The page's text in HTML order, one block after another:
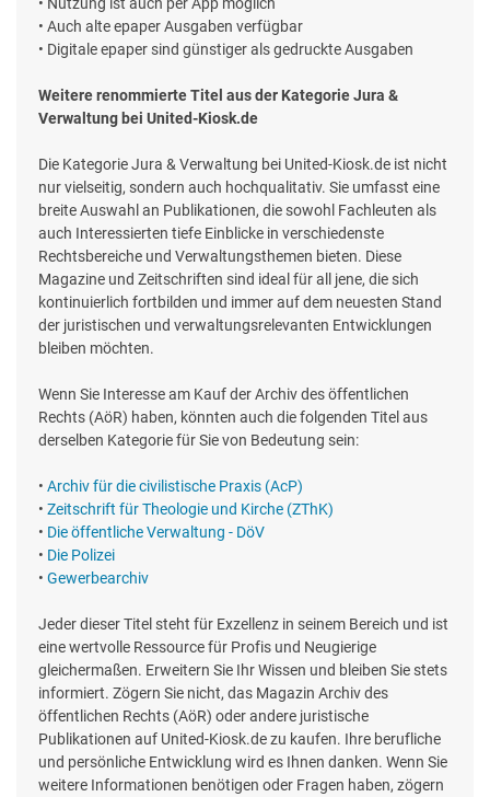
• Auch alte epaper Ausgaben verfügbar
• Digitale epaper sind günstiger als gedruckte Ausgaben
Weitere renommierte Titel aus der Kategorie Jura &
Verwaltung bei United-Kiosk.de
Die Kategorie Jura & Verwaltung bei United-Kiosk.de ist nicht
nur vielseitig, sondern auch hochqualitativ. Sie umfasst eine
breite Auswahl an Publikationen, die sowohl Fachleuten als
auch Interessierten tiefe Einblicke in verschiedenste
Rechtsbereiche und Verwaltungsthemen bieten. Diese
Magazine und Zeitschriften sind ideal für all jene, die sich
kontinuierlich fortbilden und immer auf dem neuesten Stand
der juristischen und verwaltungsrelevanten Entwicklungen
bleiben möchten.
Wenn Sie Interesse am Kauf der Archiv des öffentlichen
Rechts (AöR) haben, könnten auch die folgenden Titel aus
derselben Kategorie für Sie von Bedeutung sein:
• Archiv für die civilistische Praxis (AcP)
• Zeitschrift für Theologie und Kirche (ZThK)
• Die öffentliche Verwaltung - DöV
• Die Polizei
• Gewerbearchiv
Jeder dieser Titel steht für Exzellenz in seinem Bereich und ist
eine wertvolle Ressource für Profis und Neugierige
gleichermaßen. Erweitern Sie Ihr Wissen und bleiben Sie stets
informiert. Zögern Sie nicht, das Magazin Archiv des
öffentlichen Rechts (AöR) oder andere juristische
Publikationen auf United-Kiosk.de zu kaufen. Ihre berufliche
und persönliche Entwicklung wird es Ihnen danken. Wenn Sie
weitere Informationen benötigen oder Fragen haben, zögern